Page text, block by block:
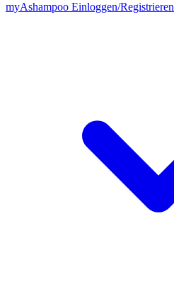
myAshampoo Einloggen/Registrieren